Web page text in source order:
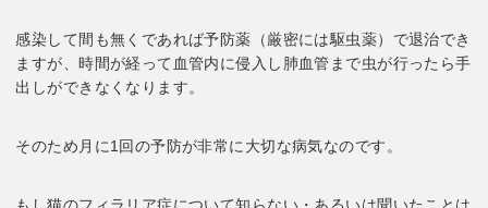
感染して間も無くであれば予防薬（厳密には駆虫薬）で退治でき
ますが、時間が経って血管内に侵入し肺血管まで虫が行ったら手
出しができなくなります。
そのため月に1回の予防が非常に大切な病気なのです。